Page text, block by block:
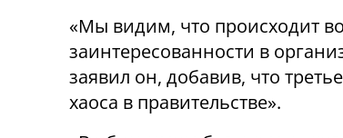
«Мы видим, что происходит
заинтересованности в
заявил он, добавив, что
хаоса в правительстве».